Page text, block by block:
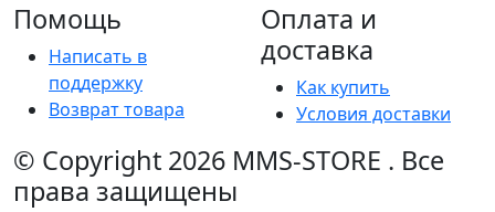
Помощь
Написать в
поддержку
Возврат товара
Оплата и
доставка
Как купить
Условия доставки
© Copyright 2026 MMS-STORE . Все
права защищены